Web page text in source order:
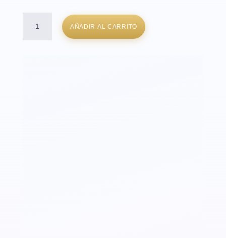
Extra
AÑADIR AL CARRITO